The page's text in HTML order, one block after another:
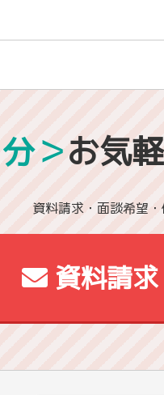
＞お気
資料請求・面談希望
資料請